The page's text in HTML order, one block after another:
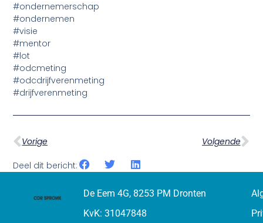
#ondernemerschap
#ondernemen
#visie
#mentor
#lot
#odcmeting
#odcdrijfverenmeting
#drijfverenmeting
Vorige Volgende
Deel dit bericht:
De Eem 4G, 8253 PM Dronten
KvK: 31047848